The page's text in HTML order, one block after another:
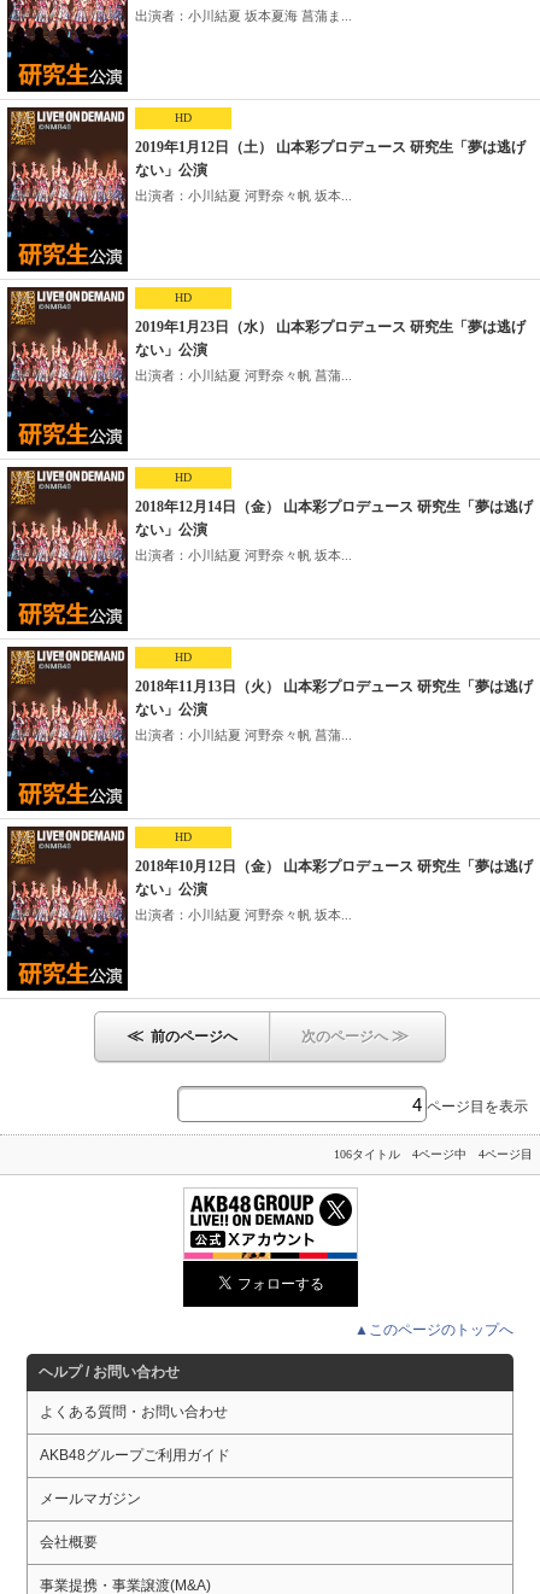
出演者：小川結夏 坂本夏海 菖蒲ま...
HD
2019年1月12日（土） 山本彩プロデュース 研究生「夢は逃げ
ない」公演
出演者：小川結夏 河野奈々帆 坂本...
HD
2019年1月23日（水） 山本彩プロデュース 研究生「夢は逃げ
ない」公演
出演者：小川結夏 河野奈々帆 菖蒲...
HD
2018年12月14日（金） 山本彩プロデュース 研究生「夢は逃げ
ない」公演
出演者：小川結夏 河野奈々帆 坂本...
HD
2018年11月13日（火） 山本彩プロデュース 研究生「夢は逃げ
ない」公演
出演者：小川結夏 河野奈々帆 菖蒲...
HD
2018年10月12日（金） 山本彩プロデュース 研究生「夢は逃げ
ない」公演
出演者：小川結夏 河野奈々帆 坂本...
≪ 前のページへ 次のページへ≫
ページ目を表示
106タイトル 4ページ中 4ページ目
▲このページのトップへ
ヘルプ / お問い合わせ
よくある質問・お問い合わせ
AKB48グループご利用ガイド
メールマガジン
会社概要
事業提携・事業譲渡(M&A)